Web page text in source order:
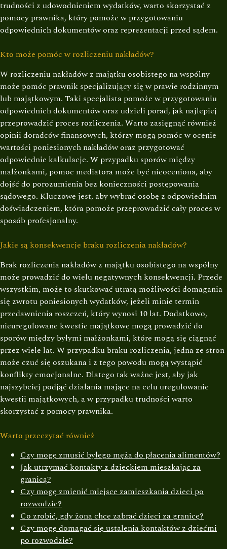
trudności z udowodnieniem wydatków, warto skorzystać z
pomocy prawnika, który pomoże w przygotowaniu
odpowiednich dokumentów oraz reprezentacji przed sądem.
Kto może pomóc w rozliczeniu nakładów?
W rozliczeniu nakładów z majątku osobistego na wspólny
może pomóc prawnik specjalizujący się w prawie rodzinnym
lub majątkowym. Taki specjalista pomoże w przygotowaniu
odpowiednich dokumentów oraz udzieli porad, jak najlepiej
przeprowadzić proces rozliczenia. Warto zasięgnąć również
opinii doradców finansowych, którzy mogą pomóc w ocenie
wartości poniesionych nakładów oraz przygotować
odpowiednie kalkulacje. W przypadku sporów między
małżonkami, pomoc mediatora może być nieoceniona, aby
dojść do porozumienia bez konieczności postępowania
sądowego. Kluczowe jest, aby wybrać osobę z odpowiednim
doświadczeniem, która pomoże przeprowadzić cały proces w
sposób profesjonalny.
Jakie są konsekwencje braku rozliczenia nakładów?
Brak rozliczenia nakładów z majątku osobistego na wspólny
może prowadzić do wielu negatywnych konsekwencji. Przede
wszystkim, może to skutkować utratą możliwości domagania
się zwrotu poniesionych wydatków, jeżeli minie termin
przedawnienia roszczeń, który wynosi 10 lat. Dodatkowo,
nieuregulowane kwestie majątkowe mogą prowadzić do
sporów między byłymi małżonkami, które mogą się ciągnąć
przez wiele lat. W przypadku braku rozliczenia, jedna ze stron
może czuć się oszukana i z tego powodu mogą wystąpić
konflikty emocjonalne. Dlatego tak ważne jest, aby jak
najszybciej podjąć działania mające na celu uregulowanie
kwestii majątkowych, a w przypadku trudności warto
skorzystać z pomocy prawnika.
Warto przeczytać również
Czy mogę zmusić byłego męża do płacenia alimentów?
Jak utrzymać kontakty z dzieckiem mieszkając za
granicą?
Czy mogę zmienić miejsce zamieszkania dzieci po
rozwodzie?
Co zrobić, gdy żona chce zabrać dzieci za granicę?
Czy mogę domagać się ustalenia kontaktów z dziećmi
po rozwodzie?